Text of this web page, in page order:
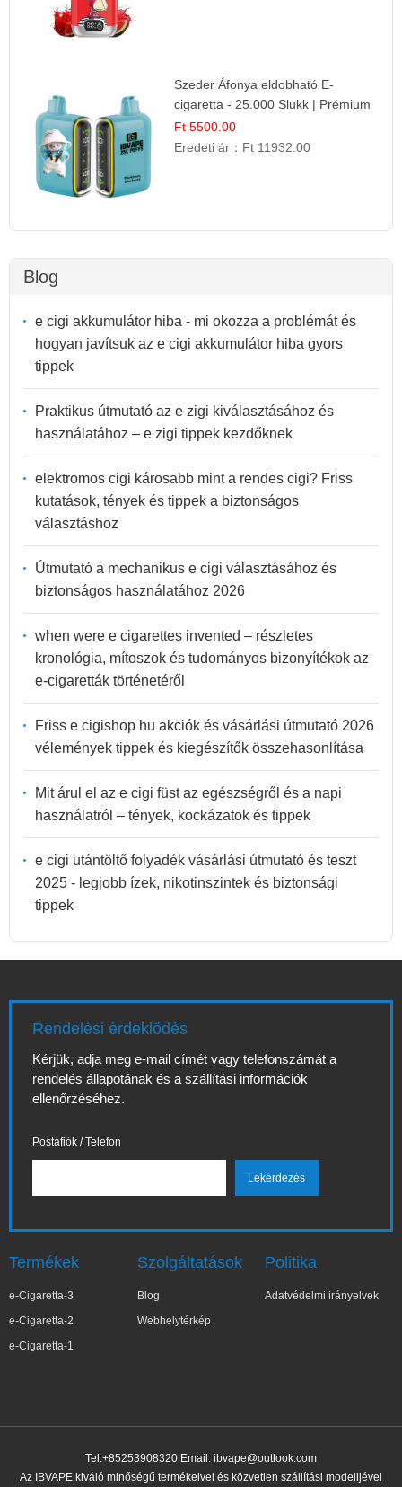
Szeder Áfonya eldobható E-
cigaretta - 25.000 Slukk | Prémium
Gyümölcs Íz
Ft 5500.00
Eredeti ár： Ft 11932.00
Blog
e cigi akkumulátor hiba - mi okozza a problémát és
hogyan javítsuk az e cigi akkumulátor hiba gyors
tippek
Praktikus útmutató az e zigi kiválasztásához és
használatához – e zigi tippek kezdőknek
elektromos cigi károsabb mint a rendes cigi? Friss
kutatások, tények és tippek a biztonságos
választáshoz
Útmutató a mechanikus e cigi választásához és
biztonságos használatához 2026
when were e cigarettes invented – részletes
kronológia, mítoszok és tudományos bizonyítékok az
e-cigaretták történetéről
Friss e cigishop hu akciók és vásárlási útmutató 2026
vélemények tippek és kiegészítők összehasonlítása
Mit árul el az e cigi füst az egészségről és a napi
használatról – tények, kockázatok és tippek
e cigi utántöltő folyadék vásárlási útmutató és teszt
2025 - legjobb ízek, nikotinszintek és biztonsági
tippek
Rendelési érdeklődés
Kérjük, adja meg e-mail címét vagy telefonszámát a
rendelés állapotának és a szállítási információk
ellenőrzéséhez.
Postafiók / Telefon
Termékek
e-Cigaretta-3
e-Cigaretta-2
e-Cigaretta-1
Szolgáltatások
Blog
Webhelytérkép
Politika
Adatvédelmi irányelvek
Tel:+85253908320 Email: ibvape@outlook.com
Az IBVAPE kiváló minőségű termékeivel és közvetlen szállítási modelljével